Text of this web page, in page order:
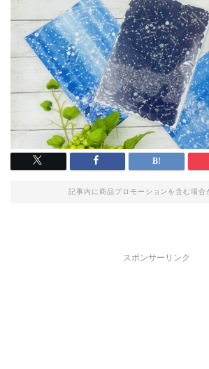
記事内に商品プロモーションを含む場合
スポンサーリンク